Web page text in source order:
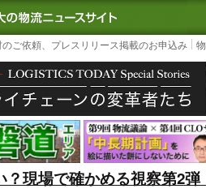
TODAY｜国内最大の物流ニュ
のご依頼、プレスリリース掲載のお申込み
現場で確かめる視察第2弾